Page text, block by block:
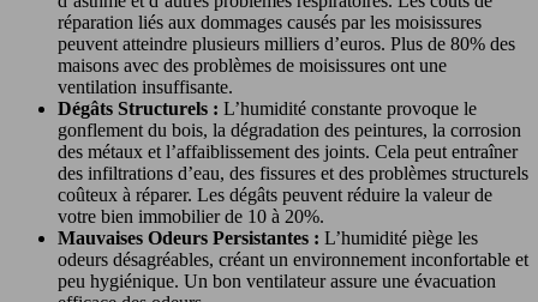
réparation liés aux dommages causés par les moisissures
peuvent atteindre plusieurs milliers d’euros. Plus de 80% des
maisons avec des problèmes de moisissures ont une
ventilation insuffisante.
Dégâts Structurels : L’humidité constante provoque le
gonflement du bois, la dégradation des peintures, la corrosion
des métaux et l’affaiblissement des joints. Cela peut entraîner
des infiltrations d’eau, des fissures et des problèmes structurels
coûteux à réparer. Les dégâts peuvent réduire la valeur de
votre bien immobilier de 10 à 20%.
Mauvaises Odeurs Persistantes : L’humidité piège les
odeurs désagréables, créant un environnement inconfortable et
peu hygiénique. Un bon ventilateur assure une évacuation